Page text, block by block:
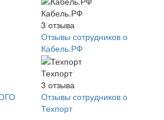
Кабель.РФ
3 отзыва
Отзывы сотрудников о
Кабель.РФ
Техпорт
3 отзыва
Отзывы сотрудников о
Техпорт